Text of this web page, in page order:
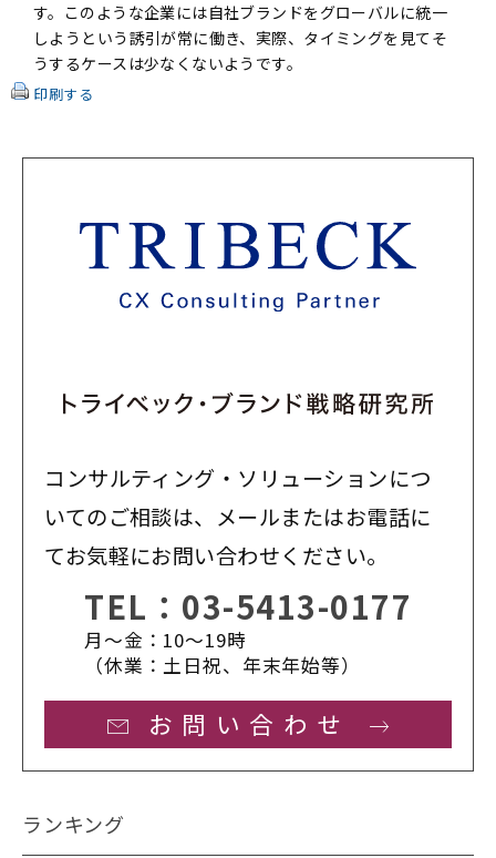
す。このような企業には自社ブランドをグローバルに統一
しようという誘引が常に働き、実際、タイミングを見てそ
うするケースは少なくないようです。
印刷する
コンサルティング・ソリューションにつ
いてのご相談は、メールまたはお電話に
てお気軽にお問い合わせください。
TEL： 03-5413-0177
月〜金：10〜19時
（休業：土日祝、年末年始等）
お問い合わせ
ランキング